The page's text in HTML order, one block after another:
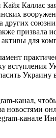
Каллас
других
призвала
для
вступления
Украину
канал,
новостями
канале